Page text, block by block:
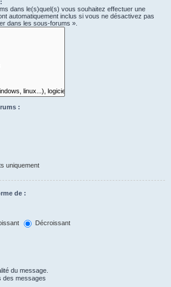
dans le(s)quel(s) vous souhaitez effectuer une
automatiquement inclus si vous ne désactivez pas
dans les sous-forums ».
:
uniquement
de :
Décroissant
du message.
des messages